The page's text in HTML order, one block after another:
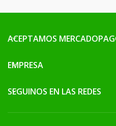
ACEPTAMOS
EMPRESA
SEGUINOS EN LAS REDES